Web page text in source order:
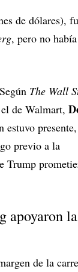
de dólares),
, pero no
The Wall
de Walmart,
estuvo
previo a la
Trump
apoyaron la
de la